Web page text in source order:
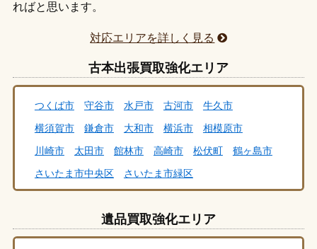
ればと思います。
対応エリアを詳しく見る
古本出張買取強化エリア
つくば市 守谷市 水戸市 古河市
牛久市
横須賀市
鎌倉市 大和市 横浜市
相模原市
川崎市
太田市 館林市 高崎市 松伏町
鶴ヶ島市
さいたま市中央区
さいたま市緑区
さいたま市桜区
さいたま市南区
さいたま市浦和区
さいたま市岩槻区
さいたま市見沼区
秩父市
遺品買取強化エリア